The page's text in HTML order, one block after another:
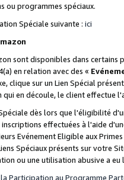
ou programmes spéciaux.
Spéciale suivante : ici
sont disponibles dans certains
en relation avec des «
clique sur un Lien Spécial
en découle, le client effectue
dès lors que l'éligibilité
effectuées à l'aide
Evénement Eligible aux
Spéciaux présents sur votre
ou une utilisation abusive a eu
Participation au Programme